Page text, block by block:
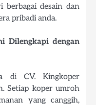
berbagai desain dan
pribadi anda.
Dilengkapi dengan
di CV. Kingkoper
Setiap koper umroh
yang canggih,